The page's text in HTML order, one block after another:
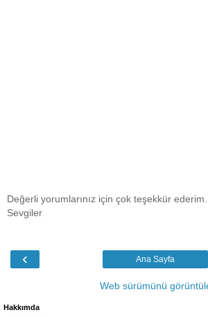
Değerli yorumlarınız için çok teşekkür ederim.
Sevgiler
‹ Ana Sayfa
Web sürümünü
Hakkımda